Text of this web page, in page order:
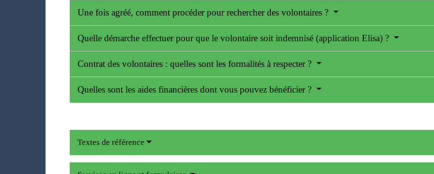
Une fois agréé, comment procéder pour rechercher des volontaires ?
Quelle démarche effectuer pour que le volontaire soit indemnisé (application Elisa) ?
Contrat des volontaires : quelles sont les formalités à respecter ?
Quelles sont les aides financières dont vous pouvez bénéficier ?
Textes de référence